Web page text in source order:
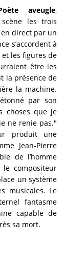
aveugle,
scène les trois
direct par un
s’accordent à
les figures de
être les
la présence de
la machine.
par son
choses que je
ne renie pas."
produit une
Jean-Pierre
de l’homme
compositeur
un système
musicales. Le
fantasme
capable de
sa mort.